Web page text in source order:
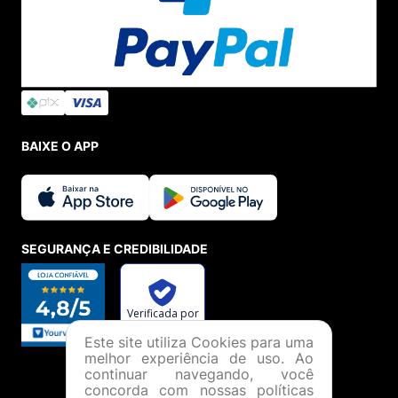
BAIXE O APP
SEGURANÇA E CREDIBILIDADE
Este site utiliza Cookies para uma
melhor experiência de uso. Ao
continuar navegando, você
concorda com nossas políticas